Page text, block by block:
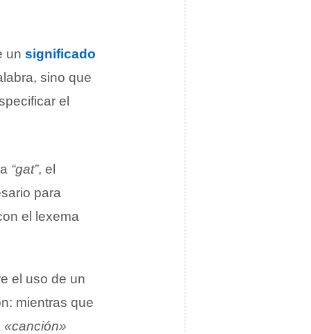
un significado
sino que
el
“gat”, el
para
el lexema
el uso de un
mientras que
«canción»